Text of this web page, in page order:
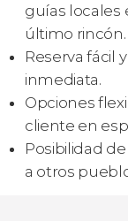
guías locales
último rincón.
Reserva fácil
inmediata.
Opciones
cliente en
Posibilidad
a otros